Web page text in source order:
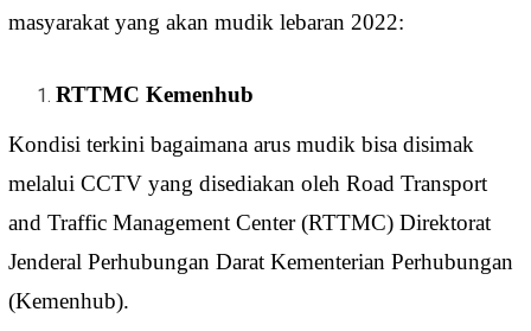
masyarakat yang akan mudik lebaran 2022:
RTTMC Kemenhub
Kondisi terkini bagaimana arus mudik bisa disimak
melalui CCTV yang disediakan oleh Road Transport
and Traffic Management Center (RTTMC) Direktorat
Jenderal Perhubungan Darat Kementerian Perhubungan
(Kemenhub).